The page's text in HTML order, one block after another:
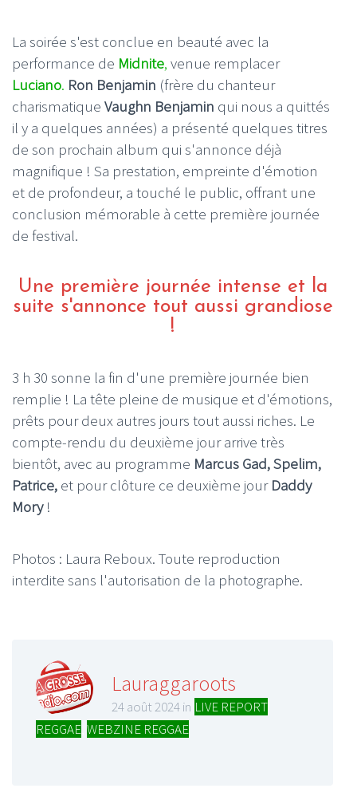
La soirée s'est conclue en beauté avec la
performance de Midnite, venue remplacer
Luciano. Ron Benjamin (frère du chanteur
charismatique Vaughn Benjamin qui nous a quittés
il y a quelques années) a présenté quelques titres
de son prochain album qui s'annonce déjà
magnifique ! Sa prestation, empreinte d'émotion
et de profondeur, a touché le public, offrant une
conclusion mémorable à cette première journée
de festival.
Une première journée intense et la
suite s'annonce tout aussi grandiose
!
3 h 30 sonne la fin d'une première journée bien
remplie ! La tête pleine de musique et d'émotions,
prêts pour deux autres jours tout aussi riches. Le
compte-rendu du deuxième jour arrive très
bientôt, avec au programme Marcus Gad, Spelim,
Patrice, et pour clôture ce deuxième jourDaddy
Mory!
Photos : Laura Reboux. Toute reproduction
interdite sans l'autorisation de la photographe.
Lauraggaroots
24 août 2024 in LIVE REPORT
REGGAE WEBZINE REGGAE